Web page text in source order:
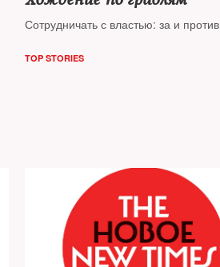
Сотрудничать с властью: за и против
TOP STORIES